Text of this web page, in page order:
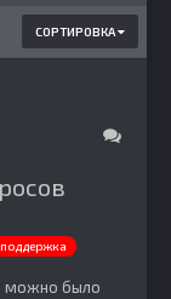
СОРТИРОВКА
можно было